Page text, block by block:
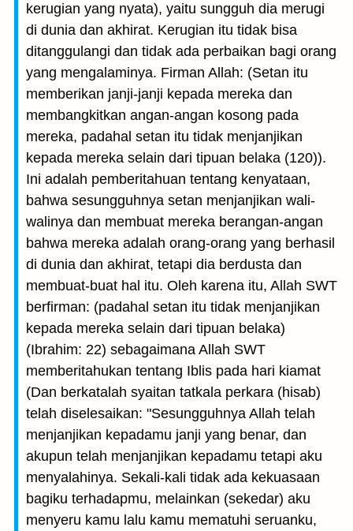
kerugian yang nyata), yaitu sungguh dia merugi
di dunia dan akhirat. Kerugian itu tidak bisa
ditanggulangi dan tidak ada perbaikan bagi orang
yang mengalaminya. Firman Allah: (Setan itu
memberikan janji-janji kepada mereka dan
membangkitkan angan-angan kosong pada
mereka, padahal setan itu tidak menjanjikan
kepada mereka selain dari tipuan belaka (120)).
Ini adalah pemberitahuan tentang kenyataan,
bahwa sesungguhnya setan menjanjikan wali-
walinya dan membuat mereka berangan-angan
bahwa mereka adalah orang-orang yang berhasil
di dunia dan akhirat, tetapi dia berdusta dan
membuat-buat hal itu. Oleh karena itu, Allah SWT
berfirman: (padahal setan itu tidak menjanjikan
kepada mereka selain dari tipuan belaka)
(Ibrahim: 22) sebagaimana Allah SWT
memberitahukan tentang Iblis pada hari kiamat
(Dan berkatalah syaitan tatkala perkara (hisab)
telah diselesaikan: "Sesungguhnya Allah telah
menjanjikan kepadamu janji yang benar, dan
akupun telah menjanjikan kepadamu tetapi aku
menyalahinya. Sekali-kali tidak ada kekuasaan
bagiku terhadapmu, melainkan (sekedar) aku
menyeru kamu lalu kamu mematuhi seruanku,